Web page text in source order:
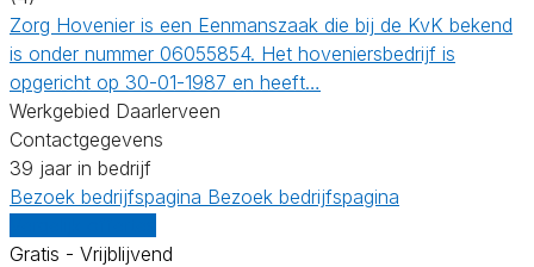
Zorg Hovenier is een Eenmanszaak die bij de KvK bekend
is onder nummer 06055854. Het hoveniersbedrijf is
opgericht op 30-01-1987 en heeft…
Werkgebied Daarlerveen
Contactgegevens
39 jaar in bedrijf
Bezoek bedrijfspagina Bezoek bedrijfspagina
Gratis - Vrijblijvend